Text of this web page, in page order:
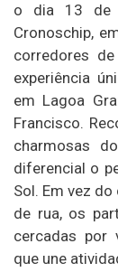
o dia 13 de
Cronoschip,
corredores
experiência
em Lagoa
Francisco.
charmosas
diferencial o
Sol. Em vez
de rua, os
cercadas por
que une